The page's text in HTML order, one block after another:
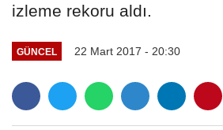
izleme rekoru aldı.
GÜNCEL 22 Mart 2017 - 20:30